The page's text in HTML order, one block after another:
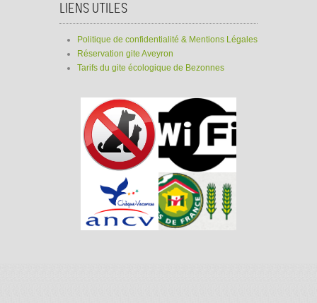
LIENS UTILES
Politique de confidentialité & Mentions Légales
Réservation gite Aveyron
Tarifs du gite écologique de Bezonnes